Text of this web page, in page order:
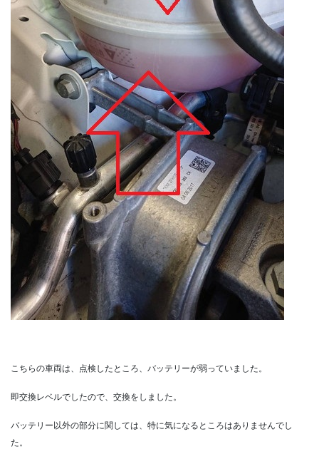
こちらの車両は、点検したところ、バッテリーが弱っていました。
即交換レベルでしたので、交換をしました。
バッテリー以外の部分に関しては、特に気になるところはありませんでし
た。